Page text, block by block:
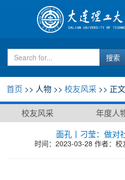
首页 >> 人物 >>校友风采 >> 正文
校友风采 年度人
面孔丨刁莹：做对
时间：2023-03-28 作者：